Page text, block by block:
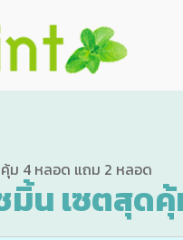
ม 4 หลอด แถม 2 หลอด
น เซตสุด